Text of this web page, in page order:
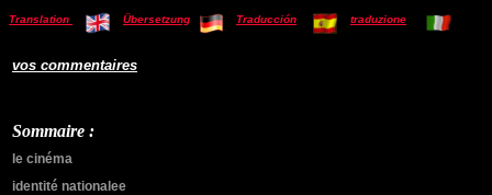
Translation Übersetzung Traducción traduzione
vos commentaires
Sommaire :
le cinéma
identité nationalee